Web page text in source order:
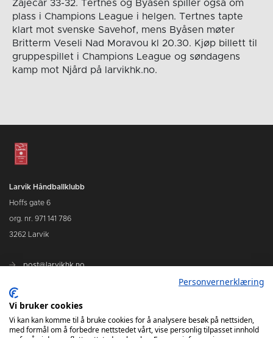
Zajecar 33-32. Tertnes og Byåsen spiller også om
plass i Champions League i helgen. Tertnes tapte
klart mot svenske Savehof, mens Byåsen møter
Britterm Veseli Nad Moravou kl 20.30. Kjøp billett til
gruppespillet i Champions League og søndagens
kamp mot Njård på larvikhk.no.
Larvik Håndballklubb
Hoffs gate 6
org. nr. 971 141 786
3262 Larvik
post@larvikhk.no
Personvernerklæring
Vi bruker cookies
Vi kan kan komme til å bruke cookies for å analysere besøk på nettsiden,
med formål om å forbedre nettstedet vårt, vise personlig tilpasset innhold